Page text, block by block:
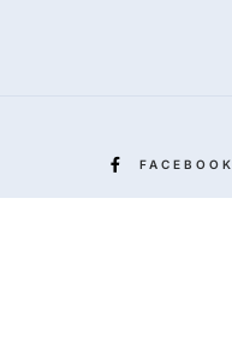
FACEBOOK